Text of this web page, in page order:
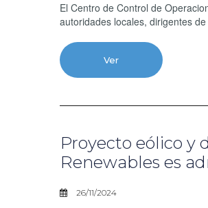
El Centro de Control de
autoridades locales, dirigentes
Ver
Proyecto eólico y
Renewables es
26/11/2024